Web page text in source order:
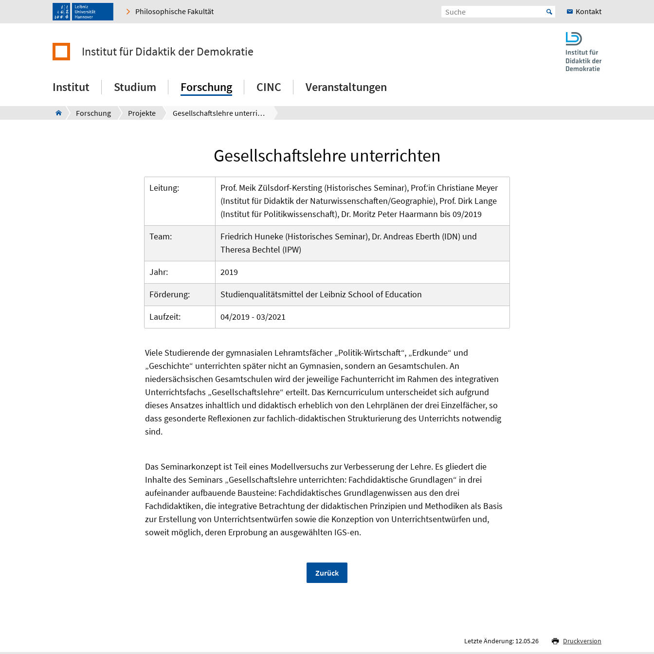
Philosophische Fakultät Kontakt
Institut für Didaktik der Demokratie
Institut Studium Forschung CINC Veranstaltungen
Forschung Projekte Gesellschaftslehre unterrichten
Gesellschaftslehre unterrichten
Leitung:
Prof. Meik Zülsdorf-Kersting (Historisches Seminar), Prof.‘in Christiane Meyer
(Institut für Didaktik der Naturwissenschaften/Geographie), Prof. Dirk Lange
(Institut für Politikwissenschaft), Dr. Moritz Peter Haarmann bis 09/2019
Team:
Friedrich Huneke (Historisches Seminar), Dr. Andreas Eberth (IDN) und
Theresa Bechtel (IPW)
Jahr:
2019
Förderung:
Studienqualitätsmittel der Leibniz School of Education
Laufzeit:
04/2019 - 03/2021
Viele Studierende der gymnasialen Lehramtsfächer „Politik-Wirtschaft“, „Erdkunde“ und
„Geschichte“ unterrichten später nicht an Gymnasien, sondern an Gesamtschulen. An
niedersächsischen Gesamtschulen wird der jeweilige Fachunterricht im Rahmen des integrativen
Unterrichtsfachs „Gesellschaftslehre“ erteilt. Das Kerncurriculum unterscheidet sich aufgrund
dieses Ansatzes inhaltlich und didaktisch erheblich von den Lehrplänen der drei Einzelfächer, so
dass gesonderte Reflexionen zur fachlich-didaktischen Strukturierung des Unterrichts notwendig
sind.
Das Seminarkonzept ist Teil eines Modellversuchs zur Verbesserung der Lehre. Es gliedert die
Inhalte des Seminars „Gesellschaftslehre unterrichten: Fachdidaktische Grundlagen“ in drei
aufeinander aufbauende Bausteine: Fachdidaktisches Grundlagenwissen aus den drei
Fachdidaktiken, die integrative Betrachtung der didaktischen Prinzipien und Methodiken als Basis
zur Erstellung von Unterrichtsentwürfen sowie die Konzeption von Unterrichtsentwürfen und,
soweit möglich, deren Erprobung an ausgewählten IGS-en.
Zurück
Letzte Änderung: 12.05.26 Druckversion